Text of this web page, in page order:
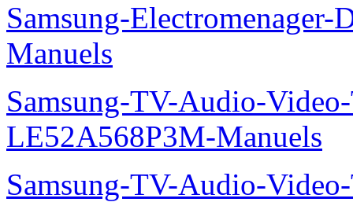
Samsung-
Manuels
Samsung-TV-Audio-
LE52A568P3M-Manuels
Samsung-TV-Audio-